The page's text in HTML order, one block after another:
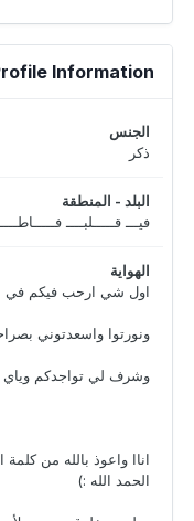
Information
الجنس
ذكر
البلد - المنطقة
فيـــ قـــــلبــــ
الهواية
اول شي ارحب فيكم في
ونورتوا واسعدتوني
وشرف لي تواجدكم وياي
اناا واعوذ بالله من
الحمد الله :)